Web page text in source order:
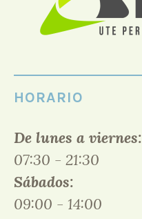
HORARIO
De lunes a viernes:
07:30 - 21:30
Sábados:
09:00 - 14:00